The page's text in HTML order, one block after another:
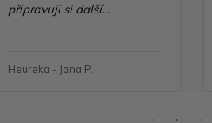
připravuji si další
Heureka - Jana P.